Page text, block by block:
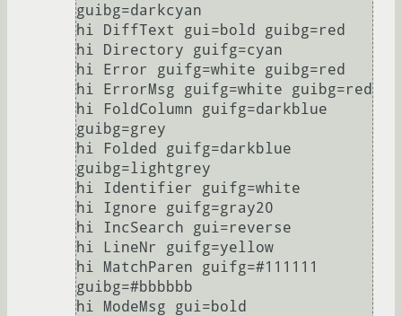
guibg=darkcyan
hi DiffText gui=bold guibg=red
hi Directory guifg=cyan
hi Error guifg=white guibg=red
hi ErrorMsg guifg=white guibg=red
hi FoldColumn guifg=darkblue
guibg=grey
hi Folded guifg=darkblue
guibg=lightgrey
hi Identifier guifg=white
hi Ignore guifg=gray20
hi IncSearch gui=reverse
hi LineNr guifg=yellow
hi MatchParen guifg=#111111
guibg=#bbbbbb
hi ModeMsg gui=bold